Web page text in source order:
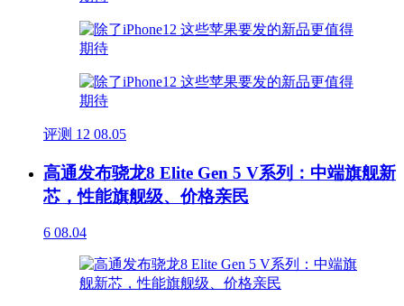
评测 12 08.05
高通发布骁龙8 Elite Gen 5 V系列：中端旗舰新
芯，性能旗舰级、价格亲民
6 08.04